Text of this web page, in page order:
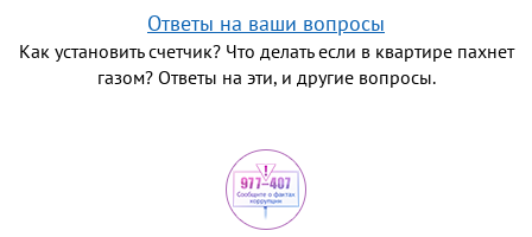
Ответы на ваши вопросы
Как установить счетчик? Что делать если в квартире пахнет
газом? Ответы на эти, и другие вопросы.